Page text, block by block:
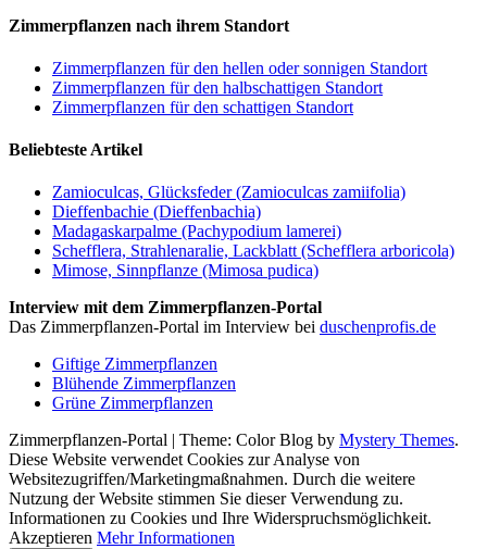
Zimmerpflanzen nach ihrem Standort
Zimmerpflanzen für den hellen oder sonnigen Standort
Zimmerpflanzen für den halbschattigen Standort
Zimmerpflanzen für den schattigen Standort
Beliebteste Artikel
Zamioculcas, Glücksfeder (Zamioculcas zamiifolia)
Dieffenbachie (Dieffenbachia)
Madagaskarpalme (Pachypodium lamerei)
Schefflera, Strahlenaralie, Lackblatt (Schefflera arboricola)
Mimose, Sinnpflanze (Mimosa pudica)
Interview mit dem Zimmerpflanzen-Portal
Das Zimmerpflanzen-Portal im Interview bei duschenprofis.de
Giftige Zimmerpflanzen
Blühende Zimmerpflanzen
Grüne Zimmerpflanzen
Zimmerpflanzen-Portal
Theme: Color Blog by Mystery Themes.
Diese Website verwendet Cookies zur Analyse von
Websitezugriffen/Marketingmaßnahmen. Durch die weitere
Nutzung der Website stimmen Sie dieser Verwendung zu.
Informationen zu Cookies und Ihre Widerspruchsmöglichkeit.
Akzeptieren Mehr Informationen